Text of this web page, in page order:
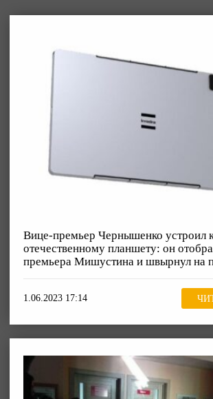
Вице-премьер Чернышенко устроил
отечественному планшету: он
премьера Мишустина и швырнул на
1.06.2023 17:14